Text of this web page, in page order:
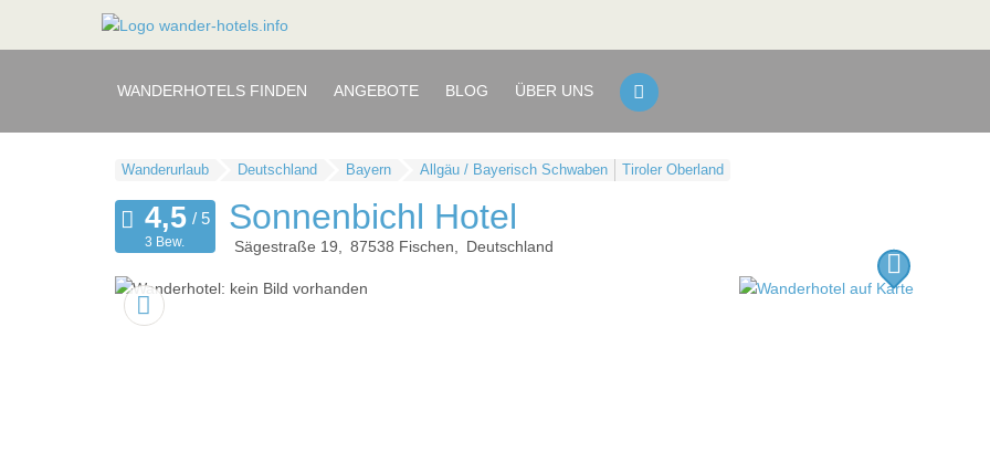
WANDERHOTELS FINDEN ANGEBOTE BLOG ÜBER UNS
Wanderurlaub Deutschland Bayern Allgäu / Bayerisch Schwaben Tiroler Oberland
Sonnenbichl Hotel
Sägestraße 19 87538 Fischen Deutschland
3 Bew.